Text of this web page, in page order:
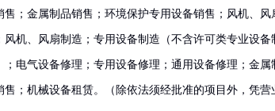
；金属制品销售；环境保护专用设备销售；风机、风
机、风扇制造；专用设备制造（不含许可类专业设备
电气设备修理；专用设备修理；通用设备修理；金属
；机械设备租赁。（除依法须经批准的项目外，凭营